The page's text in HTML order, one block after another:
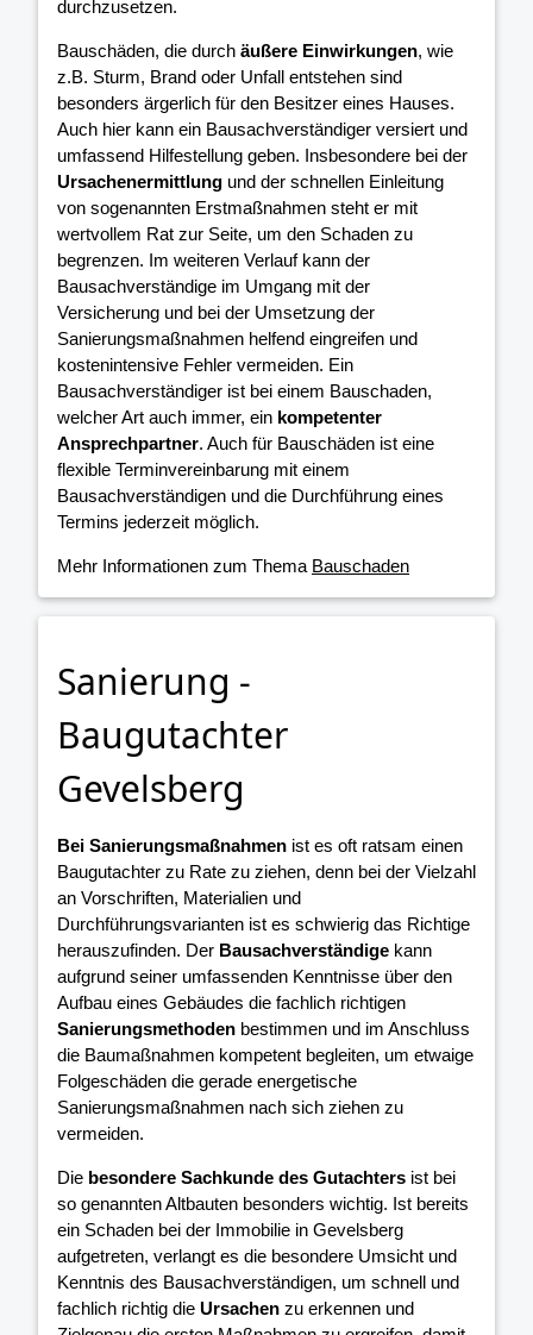
durchzusetzen.
Bauschäden, die durch äußere Einwirkungen, wie
z.B. Sturm, Brand oder Unfall entstehen sind
besonders ärgerlich für den Besitzer eines Hauses.
Auch hier kann ein Bausachverständiger versiert und
umfassend Hilfestellung geben. Insbesondere bei der
Ursachenermittlung und der schnellen Einleitung
von sogenannten Erstmaßnahmen steht er mit
wertvollem Rat zur Seite, um den Schaden zu
begrenzen. Im weiteren Verlauf kann der
Bausachverständige im Umgang mit der
Versicherung und bei der Umsetzung der
Sanierungsmaßnahmen helfend eingreifen und
kostenintensive Fehler vermeiden. Ein
Bausachverständiger ist bei einem Bauschaden,
welcher Art auch immer, ein kompetenter
Ansprechpartner. Auch für Bauschäden ist eine
flexible Terminvereinbarung mit einem
Bausachverständigen und die Durchführung eines
Termins jederzeit möglich.
Mehr Informationen zum Thema Bauschaden
Sanierung -
Baugutachter
Gevelsberg
Bei Sanierungsmaßnahmen ist es oft ratsam einen
Baugutachter zu Rate zu ziehen, denn bei der Vielzahl
an Vorschriften, Materialien und
Durchführungsvarianten ist es schwierig das Richtige
herauszufinden. Der Bausachverständige kann
aufgrund seiner umfassenden Kenntnisse über den
Aufbau eines Gebäudes die fachlich richtigen
Sanierungsmethoden bestimmen und im Anschluss
die Baumaßnahmen kompetent begleiten, um etwaige
Folgeschäden die gerade energetische
Sanierungsmaßnahmen nach sich ziehen zu
vermeiden.
Die besondere Sachkunde des Gutachters ist bei
so genannten Altbauten besonders wichtig. Ist bereits
ein Schaden bei der Immobilie in Gevelsberg
aufgetreten, verlangt es die besondere Umsicht und
Kenntnis des Bausachverständigen, um schnell und
fachlich richtig die Ursachen zu erkennen und